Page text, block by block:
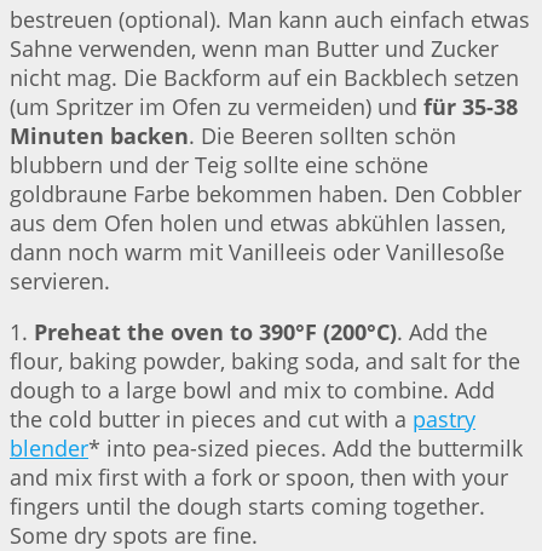
bestreuen (optional). Man kann auch einfach etwas
Sahne verwenden, wenn man Butter und Zucker
nicht mag. Die Backform auf ein Backblech setzen
(um Spritzer im Ofen zu vermeiden) und für 35-38
Minuten backen. Die Beeren sollten schön
blubbern und der Teig sollte eine schöne
goldbraune Farbe bekommen haben. Den Cobbler
aus dem Ofen holen und etwas abkühlen lassen,
dann noch warm mit Vanilleeis oder Vanillesoße
servieren.
1. Preheat the oven to 390°F (200°C). Add the
flour, baking powder, baking soda, and salt for the
dough to a large bowl and mix to combine. Add
the cold butter in pieces and cut with a pastry
blender* into pea-sized pieces. Add the buttermilk
and mix first with a fork or spoon, then with your
fingers until the dough starts coming together.
Some dry spots are fine.